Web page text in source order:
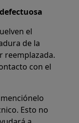
el
de la
reemplazada.
con el
Esto no